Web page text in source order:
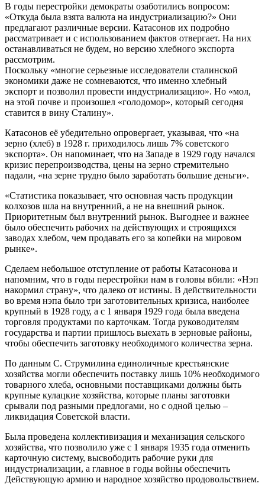
В годы перестройки демократы озаботились вопросом:
«Откуда была взята валюта на индустриализацию?» Они
предлагают различные версии. Катасонов их подробно
рассматривает и с использованием фактов отвергает. На них
останавливаться не будем, но версию хлебного экспорта
рассмотрим.
Поскольку «многие серьезные исследователи сталинской
экономики даже не сомневаются, что именно хлебный
экспорт и позволил провести индустриализацию». Но «мол,
на этой почве и произошел «голодомор», который сегодня
ставится в вину Сталину».
Катасонов её убедительно опровергает, указывая, что «на
зерно (хлеб) в 1928 г. приходилось лишь 7% советского
экспорта». Он напоминает, что на Западе в 1929 году начался
кризис перепроизводства, цены на зерно стремительно
падали, «на зерне трудно было заработать большие деньги».
«Статистика показывает, что основная часть продукции
колхозов шла на внутренний, а не на внешний рынок.
Приоритетным был внутренний рынок. Выгоднее и важнее
было обеспечить рабочих на действующих и строящихся
заводах хлебом, чем продавать его за копейки на мировом
рынке».
Сделаем небольшое отступление от работы Катасонова и
напомним, что в годы перестройки нам в головы вбили: «Нэп
накормил страну», что далеко от истины. В действительности
во время нэпа было три заготовительных кризиса, наиболее
крупный в 1928 году, а с 1 января 1929 года была введена
торговля продуктами по карточкам. Тогда руководителям
государства и партии пришлось выехать в зерновые районы,
чтобы обеспечить заготовку необходимого количества зерна.
По данным С. Струмилина единоличные крестьянские
хозяйства могли обеспечить поставку лишь 10% необходимого
товарного хлеба, основными поставщиками должны быть
крупные кулацкие хозяйства, которые планы заготовки
срывали под разными предлогами, но с одной целью –
ликвидация Советской власти.
Была проведена коллективизация и механизация сельского
хозяйства, что позволило уже с 1 января 1935 года отменить
карточную систему, высвободить рабочие руки для
индустриализации, а главное в годы войны обеспечить
Действующую армию и народное хозяйство продовольствием.